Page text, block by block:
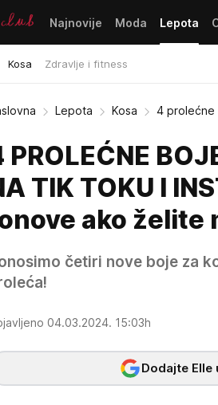
Najnovije Moda Lepota
Kosa Zdravlje i fitness
Lepota Kosa 4 prolećne
PROLEĆNE
TIK TOKU I
ako želite
četiri nove boje za
04.03.2024. 15:03h
Dodajte Elle